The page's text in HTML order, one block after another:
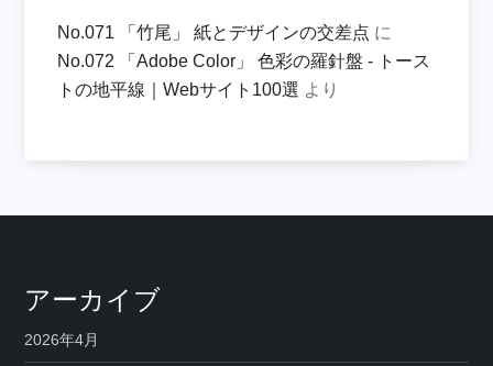
No.071 「竹尾」 紙とデザインの交差点 に
No.072 「Adobe Color」 色彩の羅針盤 - トース
トの地平線｜Webサイト100選 より
アーカイブ
2026年4月